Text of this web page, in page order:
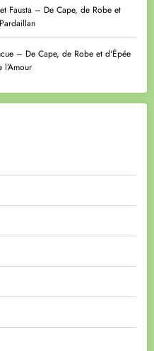
Fausta – De Cape, de Robe et
– De Cape, de Robe et d'Épée